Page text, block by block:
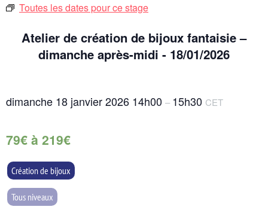
Toutes les dates pour ce stage
Atelier de création de bijoux fantaisie –
dimanche après-midi - 18/01/2026
dimanche 18 janvier 2026 14h00 – 15h30 CET
79€ à 219€
Création de bijoux
Tous niveaux